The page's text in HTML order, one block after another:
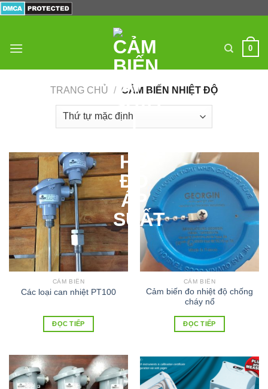
0
TRANG CHỦ / CẢM BIẾN NHIỆT ĐỘ
CẢM BIẾN
Các loại can nhiệt PT100
ĐỌC TIẾP
CẢM BIẾN
Cảm biến đo nhiệt độ chống
cháy nổ
ĐỌC TIẾP